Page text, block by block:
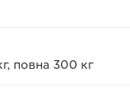
повна 300 кг